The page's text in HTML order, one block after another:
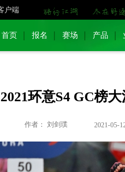
户端
首页 报名 赛场 产品
2021环意S4 GC榜
作者： 刘剑璞 2021-05-